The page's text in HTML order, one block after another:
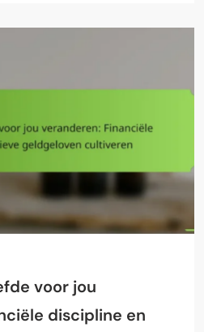
voor jou
discipline en